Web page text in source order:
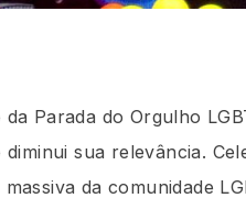
da Parada do Orgulho
sua relevância.
da comunidade